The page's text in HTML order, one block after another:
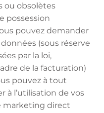
ou obsolètes
possession
pouvez demander
(sous réserve
par la loi,
de la facturation)
pouvez à tout
à l’utilisation de vos
marketing direct